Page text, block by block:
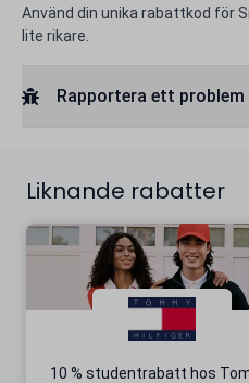
Använd din unika rabattkod för
lite rikare.
Rapportera ett problem
Liknande rabatter
10 % studentrabatt hos